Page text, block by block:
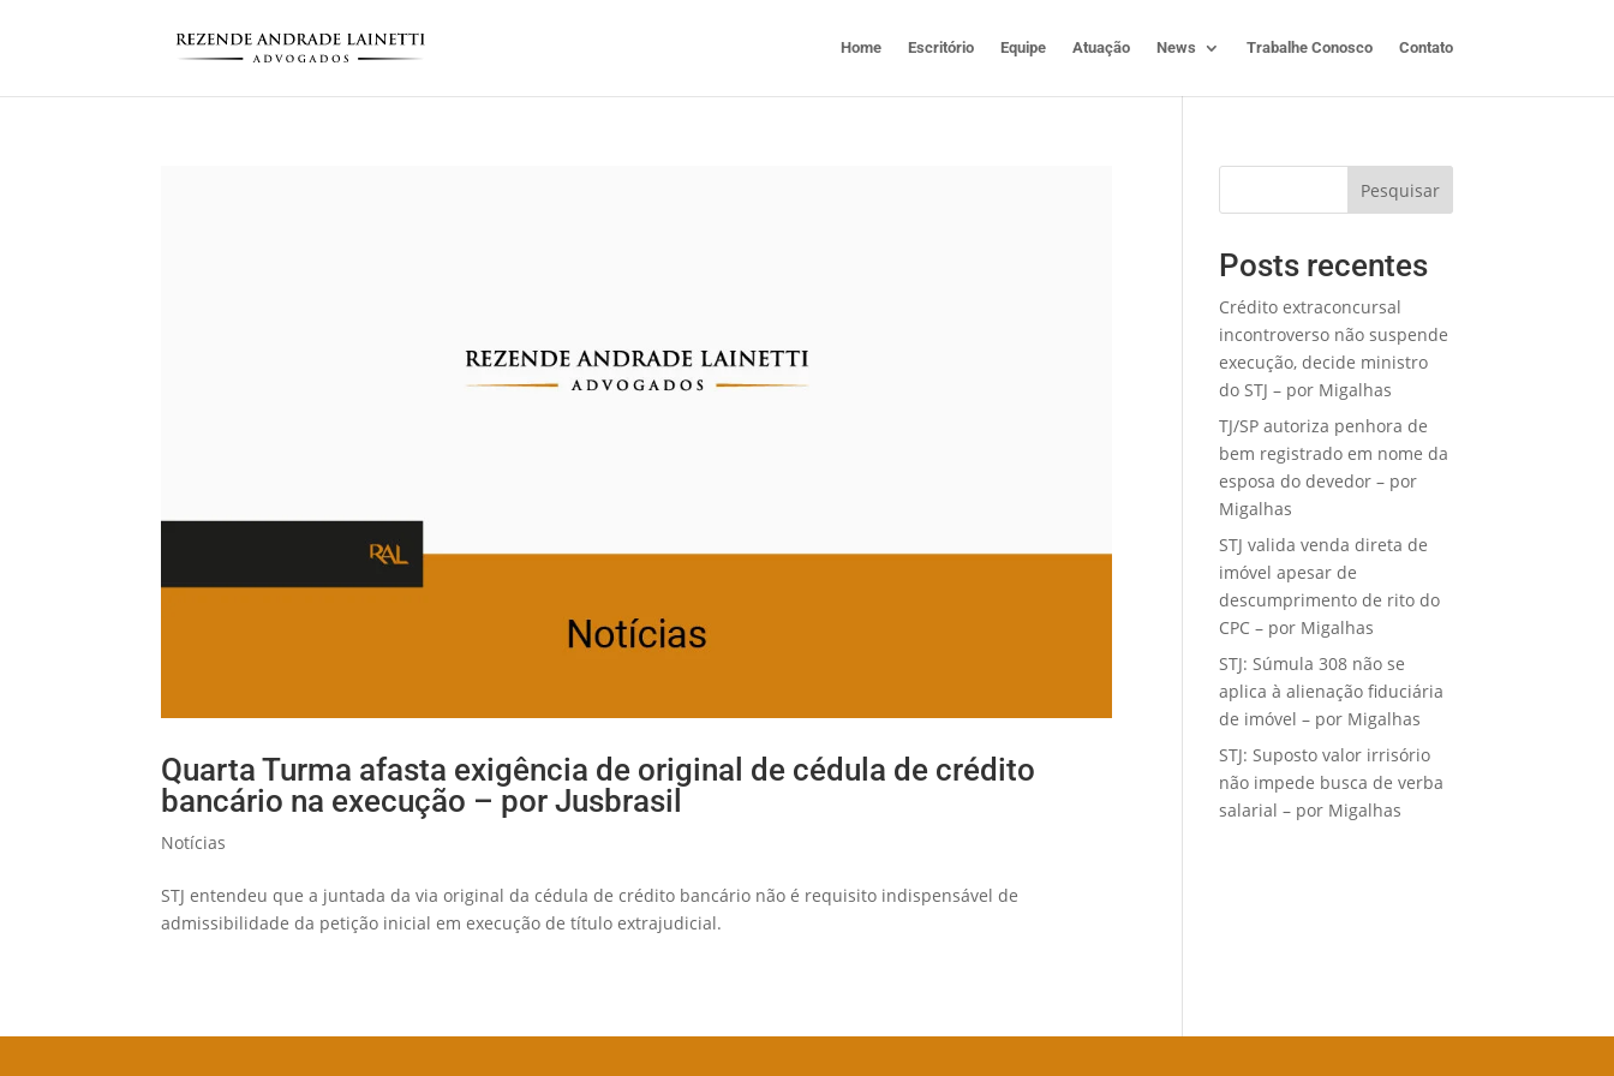
Home Escritório Equipe Atuação News Trabalhe Conosco Contato
Quarta Turma afasta exigência de original de cédula de crédito
bancário na execução – por Jusbrasil
Notícias
STJ entendeu que a juntada da via original da cédula de crédito bancário não é requisito indispensável de
admissibilidade da petição inicial em execução de título extrajudicial.
Pesquisar
Posts recentes
Crédito extraconcursal
incontroverso não suspende
execução, decide ministro
do STJ – por Migalhas
TJ/SP autoriza penhora de
bem registrado em nome da
esposa do devedor – por
Migalhas
STJ valida venda direta de
imóvel apesar de
descumprimento de rito do
CPC – por Migalhas
STJ: Súmula 308 não se
aplica à alienação fiduciária
de imóvel – por Migalhas
STJ: Suposto valor irrisório
não impede busca de verba
salarial – por Migalhas